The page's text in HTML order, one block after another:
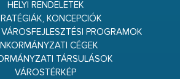
HELYI RENDELETEK
KONCEPCIÓK
VÁROSFEJLESZTÉSI PROGRAMOK
CÉGEK
TÁRSULÁSOK
VÁROSTÉRKÉP